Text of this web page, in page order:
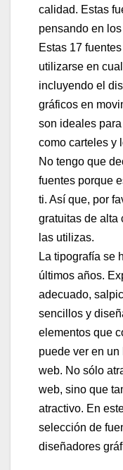
calidad. Estas
pensando en
Estas 17
utilizarse en
incluyendo el
gráficos en
son ideales
como carteles y
No tengo que
fuentes porque
ti. Así que, por
gratuitas de alta
las utilizas.
La tipografía se
últimos años.
adecuado,
sencillos y
elementos que
puede ver en
web. No sólo
web, sino que
atractivo. En
selección de
diseñadores